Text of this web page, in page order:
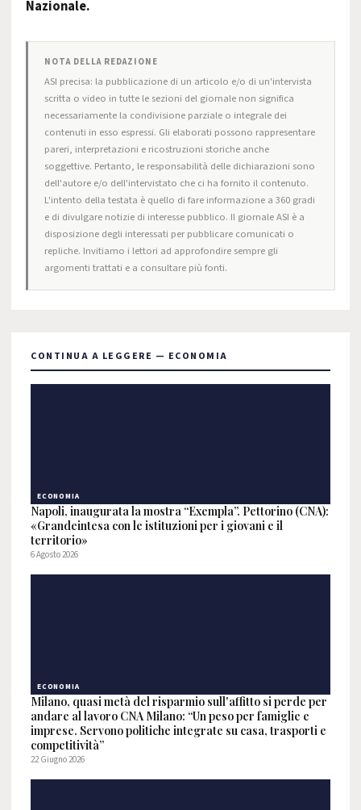
Nazionale.
NOTA DELLA REDAZIONE
ASI precisa: la pubblicazione di un articolo e/o di un'intervista
scritta o video in tutte le sezioni del giornale non significa
necessariamente la condivisione parziale o integrale dei
contenuti in esso espressi. Gli elaborati possono rappresentare
pareri, interpretazioni e ricostruzioni storiche anche
soggettive. Pertanto, le responsabilità delle dichiarazioni sono
dell'autore e/o dell'intervistato che ci ha fornito il contenuto.
L'intento della testata è quello di fare informazione a 360 gradi
e di divulgare notizie di interesse pubblico. Il giornale ASI è a
disposizione degli interessati per pubblicare comunicati o
repliche. Invitiamo i lettori ad approfondire sempre gli
argomenti trattati e a consultare più fonti.
CONTINUA A LEGGERE — ECONOMIA
ECONOMIA
Napoli, inaugurata la mostra “Exempla”. Pettorino (CNA):
«Grandeintesa con le istituzioni per i giovani e il
territorio»
6 Agosto 2026
ECONOMIA
Milano, quasi metà del risparmio sull'affitto si perde per
andare al lavoro CNA Milano: “Un peso per famiglie e
imprese. Servono politiche integrate su casa, trasporti e
competitività”
22 Giugno 2026